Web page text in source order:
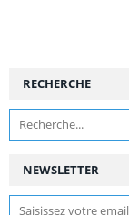
NEWSLETTER
RECHERCHE